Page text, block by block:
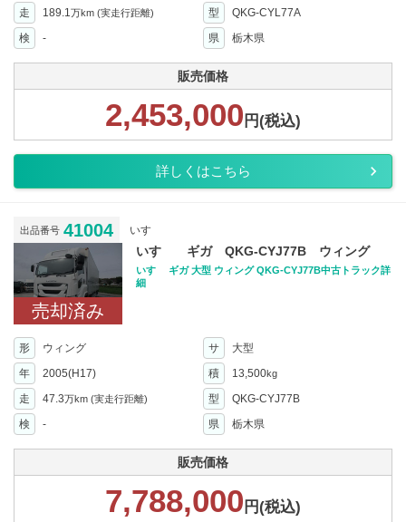
走 189.1万km (実走行距離) 型
QKG-CYL77A
検
- 県 栃木県
販売価格
2,453,000 円(税込)
詳しくはこちら
出品番号 41004 いすゞ
売却済み
いすゞ ギガ QKG-CYJ77B ウィング
いすゞ ギガ 大型 ウィング QKG-CYJ77B中古トラック詳
細
形 ウィング サ
大型
年
2005(H17) 積 13,500kg
走 47.3万km (実走行距離) 型
QKG-CYJ77B
検
- 県 栃木県
販売価格
7,788,000 円(税込)